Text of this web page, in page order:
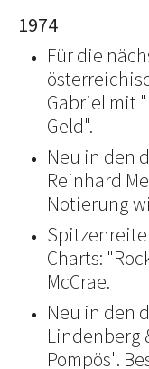
1974
Für die
Gabriel mit
Geld".
Neu in den
Reinhard
Notierung
Charts:
McCrae.
Neu in den
Lindenberg
Pompös".